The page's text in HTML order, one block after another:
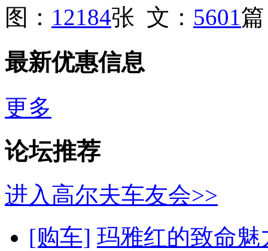
图： 12184张 文： 5601篇
最新优惠信息
更多
论坛推荐
进入高尔夫车友会>>
[购车] 玛雅红的致命魅